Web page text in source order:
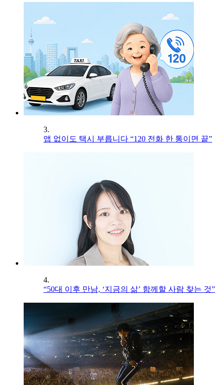
3.
앱 없이도 택시 부릅니다 “120 전화 한 통이면 끝”
4.
“50대 이후 만남, ‘지금의 삶’ 함께할 사람 찾는 것”